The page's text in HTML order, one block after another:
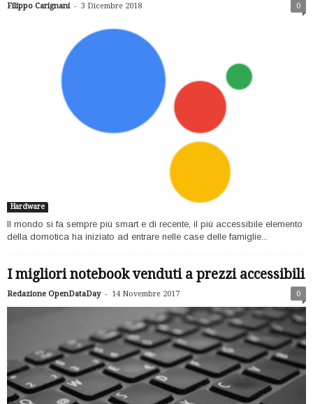
Filippo Carignani - 3 Dicembre 2018 0
Hardware
Il mondo si fa sempre più smart e di recente, il più accessibile elemento
della domotica ha iniziato ad entrare nelle case delle famiglie...
I migliori notebook venduti a prezzi accessibili
Redazione OpenDataDay - 14 Novembre 2017 0